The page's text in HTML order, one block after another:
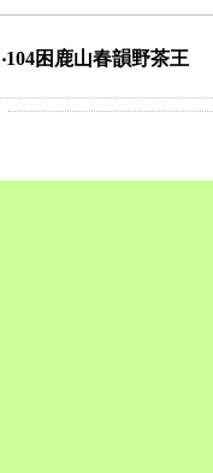
‧104困鹿山春韻野茶王